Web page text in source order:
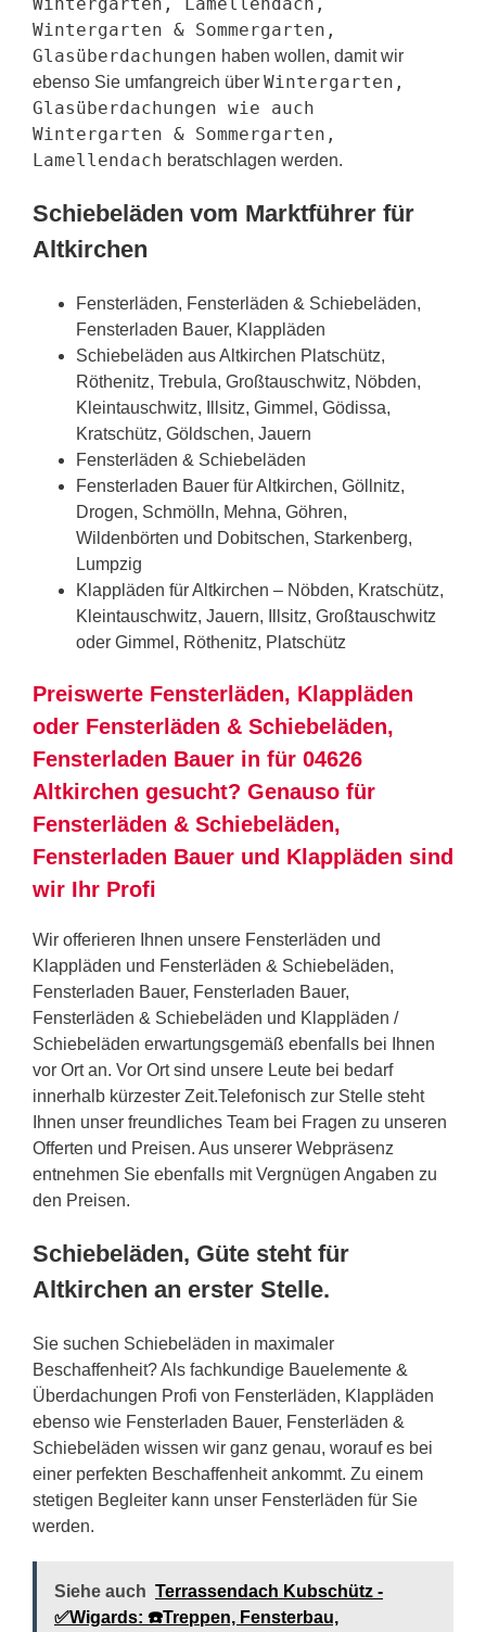
Wintergarten & Sommergarten,
Glasüberdachungen haben wollen, damit wir
ebenso Sie umfangreich über Wintergarten,
Glasüberdachungen wie auch
Wintergarten & Sommergarten,
Lamellendach beratschlagen werden.
Schiebeläden vom Marktführer für
Altkirchen
Fensterläden, Fensterläden & Schiebeläden,
Fensterladen Bauer, Klappläden
Schiebeläden aus Altkirchen Platschütz,
Röthenitz, Trebula, Großtauschwitz, Nöbden,
Kleintauschwitz, Illsitz, Gimmel, Gödissa,
Kratschütz, Göldschen, Jauern
Fensterläden & Schiebeläden
Fensterladen Bauer für Altkirchen, Göllnitz,
Drogen, Schmölln, Mehna, Göhren,
Wildenbörten und Dobitschen, Starkenberg,
Lumpzig
Klappläden für Altkirchen – Nöbden, Kratschütz,
Kleintauschwitz, Jauern, Illsitz, Großtauschwitz
oder Gimmel, Röthenitz, Platschütz
Preiswerte Fensterläden, Klappläden
oder Fensterläden & Schiebeläden,
Fensterladen Bauer in für 04626
Altkirchen gesucht? Genauso für
Fensterläden & Schiebeläden,
Fensterladen Bauer und Klappläden sind
wir Ihr Profi
Wir offerieren Ihnen unsere Fensterläden und
Klappläden und Fensterläden & Schiebeläden,
Fensterladen Bauer, Fensterladen Bauer,
Fensterläden & Schiebeläden und Klappläden /
Schiebeläden erwartungsgemäß ebenfalls bei Ihnen
vor Ort an. Vor Ort sind unsere Leute bei bedarf
innerhalb kürzester Zeit.Telefonisch zur Stelle steht
Ihnen unser freundliches Team bei Fragen zu unseren
Offerten und Preisen. Aus unserer Webpräsenz
entnehmen Sie ebenfalls mit Vergnügen Angaben zu
den Preisen.
Schiebeläden, Güte steht für
Altkirchen an erster Stelle.
Sie suchen Schiebeläden in maximaler
Beschaffenheit? Als fachkundige Bauelemente &
Überdachungen Profi von Fensterläden, Klappläden
ebenso wie Fensterladen Bauer, Fensterläden &
Schiebeläden wissen wir ganz genau, worauf es bei
einer perfekten Beschaffenheit ankommt. Zu einem
stetigen Begleiter kann unser Fensterläden für Sie
werden.
Siehe auch Terrassendach Kubschütz -
✅Wigards: ☎️Treppen, Fensterbau,